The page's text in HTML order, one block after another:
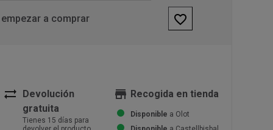
a comprar favorite_border
sync_alt
Devolución
gratuita
Tienes 15 días para
store Recogida en tienda
Disponible a Olot